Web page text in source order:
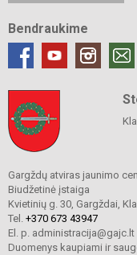
Bendraukime
Gargždų atviras jaunimo
Biudžetinė įstaiga
Kvietinių g. 30, Gargždai,
Tel. +370 673 43947
El. p. administracija@gajc.lt
Duomenys kaupiami ir